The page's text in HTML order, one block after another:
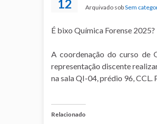
12 Arquivado sobSem
É bixo Química Forense
A coordenação do curso de
representação discente
na sala QI-04, prédio 96, CCL.
Relacionado